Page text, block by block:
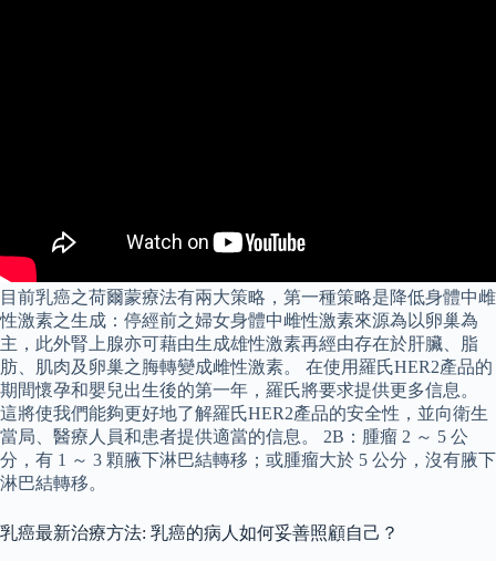
目前乳癌之荷爾蒙療法有兩大策略，第一種策略是降低身體中雌
性激素之生成：停經前之婦女身體中雌性激素來源為以卵巢為
主，此外腎上腺亦可藉由生成雄性激素再經由存在於肝臟、脂
肪、肌肉及卵巢之脢轉變成雌性激素。 在使用羅氏HER2產品的
期間懷孕和嬰兒出生後的第一年，羅氏將要求提供更多信息。
這將使我們能夠更好地了解羅氏HER2產品的安全性，並向衛生
當局、醫療人員和患者提供適當的信息。 2B：腫瘤 2 ～ 5 公
分，有 1 ～ 3 顆腋下淋巴結轉移；或腫瘤大於 5 公分，沒有腋下
淋巴結轉移。
乳癌最新治療方法: 乳癌的病人如何妥善照顧自己？